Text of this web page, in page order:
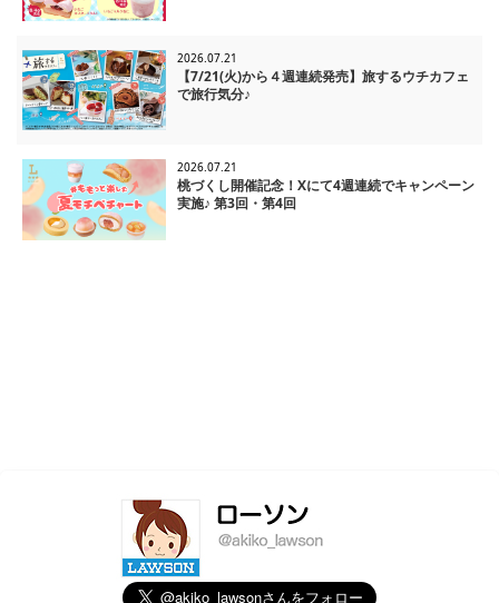
2026.07.21
【7/21(火)から４週連続発売】旅するウチカフェ
で旅行気分♪
2026.07.21
桃づくし開催記念！Xにて4週連続でキャンペーン
実施♪ 第3回・第4回